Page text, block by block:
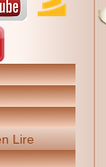
Lire